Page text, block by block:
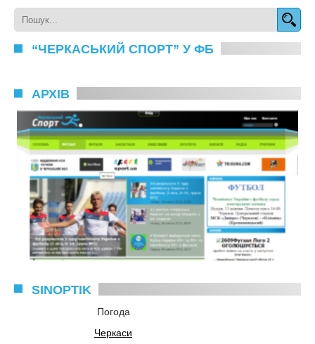
“ЧЕРКАСЬКИЙ СПОРТ” У ФБ
АРХІВ
SINOPTIK
Погода
Черкаси